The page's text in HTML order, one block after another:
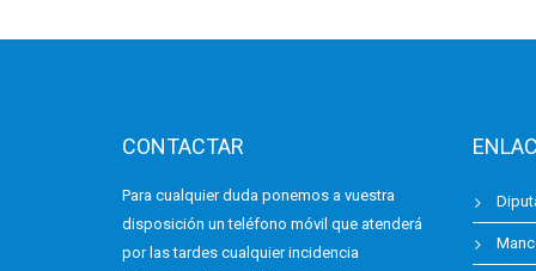
CONTACTAR
Para cualquier duda ponemos a vuestra
disposición un teléfono móvil que atenderá
por las tardes cualquier incidencia